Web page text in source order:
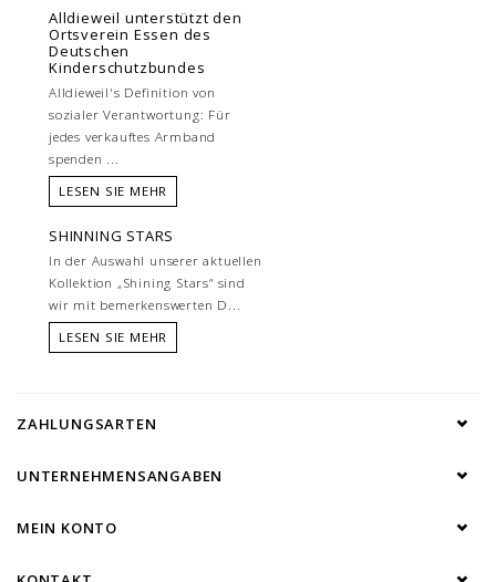
Alldieweil unterstützt den
Ortsverein Essen des
Deutschen
Kinderschutzbundes
Alldieweil's Definition von
sozialer Verantwortung: Für
jedes verkauftes Armband
spenden ...
LESEN SIE MEHR
SHINNING STARS
In der Auswahl unserer aktuellen
Kollektion „Shining Stars“ sind
wir mit bemerkenswerten D...
LESEN SIE MEHR
ZAHLUNGSARTEN
UNTERNEHMENSANGABEN
MEIN KONTO